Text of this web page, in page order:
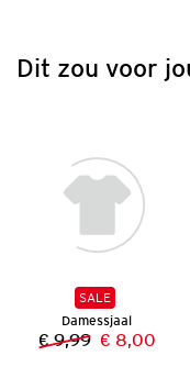
Dit zou voor
SALE
Damessjaal
Vorige prijs:
€ 9,99 Nieuwe prijs:
€ 8,00